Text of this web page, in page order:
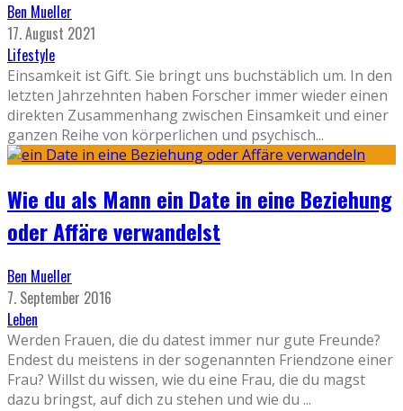
Ben Mueller
17. August 2021
Lifestyle
Einsamkeit ist Gift. Sie bringt uns buchstäblich um. In den
letzten Jahrzehnten haben Forscher immer wieder einen
direkten Zusammenhang zwischen Einsamkeit und einer
ganzen Reihe von körperlichen und psychisch...
Wie du als Mann ein Date in eine Beziehung
oder Affäre verwandelst
Ben Mueller
7. September 2016
Leben
Werden Frauen, die du datest immer nur gute Freunde?
Endest du meistens in der sogenannten Friendzone einer
Frau? Willst du wissen, wie du eine Frau, die du magst
dazu bringst, auf dich zu stehen und wie du ...